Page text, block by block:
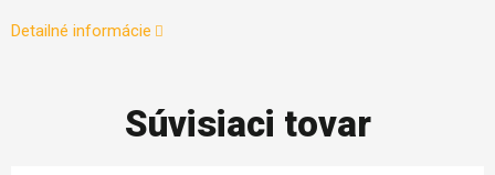
Detailné informácie
Súvisiaci tovar